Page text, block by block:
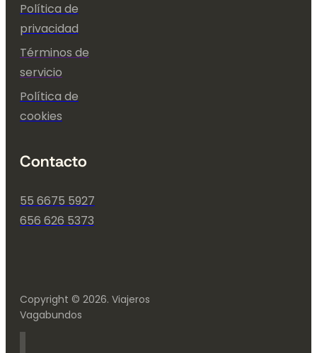
Política de
privacidad
Términos de
servicio
Política de
cookies
Contacto
55 6675 5927
656 626 5373
Copyright © 2026. Viajeros
Vagabundos